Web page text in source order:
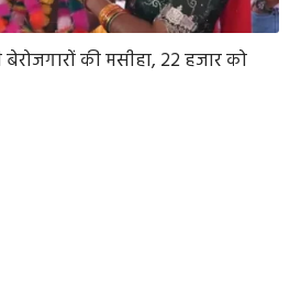
की मसीहा, 22 हजार को